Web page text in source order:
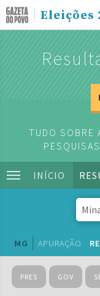
Eleições
TUDO SOBRE
INÍCIO
MG APURAÇÃO
PRES GOV